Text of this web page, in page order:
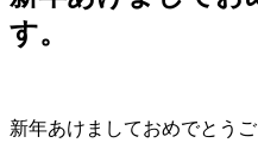
す。
新年あけましておめでとうご